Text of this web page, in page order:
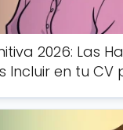
2026: Las
Incluir en tu CV